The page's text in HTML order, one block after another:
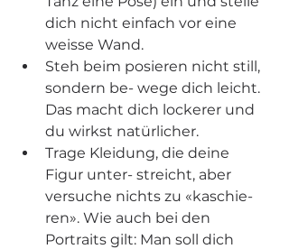
dich nicht einfach vor eine
weisse Wand.
Steh beim posieren nicht still,
sondern be- wege dich leicht.
Das macht dich lockerer und
du wirkst natürlicher.
Trage Kleidung, die deine
Figur unter- streicht, aber
versuche nichts zu «kaschie-
ren». Wie auch bei den
Portraits gilt: Man soll dich